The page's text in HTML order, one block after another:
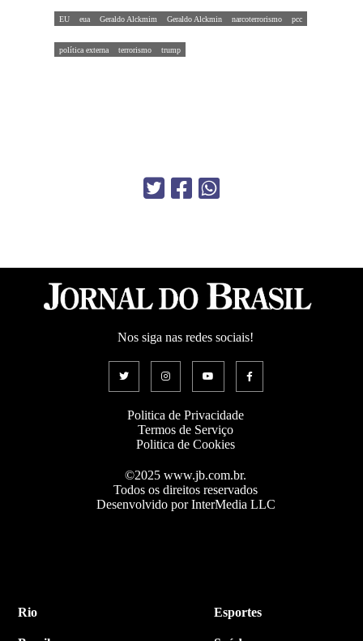
EU eua Geraldo Alckmim Geraldo Alckmin narcoterrorismo pcc
política externa terrorismo trump
Nos siga nas redes sociais!
Politica de Privacidade
Termos de Serviço
Politica de Cookies
©2025 www.jb.com.br.
Todos os direitos reservados
Desenvolvido por InterMedia LLC
Rio Esportes